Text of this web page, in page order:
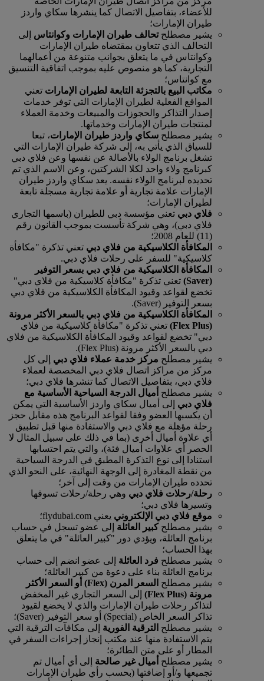
للأعضاء، بتفاصيل الاتصال كما ينشرها سكاي واردز
طيران الإمارات؛
يشير مصطلحتحالف طيران الإمارات وكوانتاس إلى
التحالف الذي تتعاون بمقتضاه طيران الإمارات
وكوانتاس في ما يتعلق بجوانب متنوعة من أعمالهما
التجارية، كما هو منصوص عليه بموجب اتفاقية التنسيق
مع كوانتاس؛
مكاتب البيع بالتجزئة التابعة لطيران الإمارات تعني
المواقع الفعلية لطيران الإمارات التي توفر خدمات
إصدار التذاكر والحجوزات والمبيعات وخدمة العملاء
لمنتجات طيران الإمارات وخدماتها.
يشير مصطلح سكاي واردز طيران الإمارات، تبعا
للسياق الذي يأتي به، إلى شركة طيران الإمارات التي
تشغل برنامج الولاء بالأصالة عن نفسها وعن فلاي دبي
كبرنامج ولاء واحد لكلا الشركتين، وعن الاسم الذي تم
تحديده لبرنامج الولاء نفسه. يعد سكاي واردز طيران
الإمارات علامة تجارية أو علامة تجارية مسجلة تابعة
لطيران الإمارات؛
فلاي دبي تعني مؤسسة دبي للطيران (باسمها التجاري
فلاي دبي)، وهي شركة تأسست بموجب القانون رقم
(11) للعام 2008؛
المكافأة الكلاسيكية من فلاي دبي تعني تذكرة "مكافأة
كلاسيكية" للسفر على رحلات فلاي دبي.
المكافأة الكلاسيكية من فلاي دبي بسعر التوفير
(Saver)
تعني تذكرة "مكافأة كلاسيكية من فلاي دبي"
تخضع لقواعد وقيود المكافأة الكلاسيكية من فلاي دبي
بسعر التوفير (Saver).
المكافأة الكلاسيكية من فلاي دبي بالسعر الأكثر مرونة
(Flex Plus)
تعني تذكرة "مكافأة كلاسيكية من فلاي
دبي" تخضع لقواعد وقيود المكافأة الكلاسيكية من فلاي
دبي بالسعر الأكثر مرونة (Flex Plus).
يشير مصطلح مركز خدمة عملاء فلاي دبي إلى كل
مركز من مراكز اتصال فلاي دبي المخصصة لعملاء
فلاي دبي، بتفاصيل الاتصال كما تنشرها فلاي دبي؛
يشير مصطلح أميال الدرجة السياحية الأساسية مع
فلاي دبي إلى أميال سكاي واردز الأساسية التي يمكن
أن يكسبها العضو وفقا لقواعد البرنامج هذه مقابل حجز
رحلة مؤهلة مع فلاي دبي والاستفادة منها قبل تطبيق
أي علاوة أميال أخرى (بما في ذلك على سبيل المثال لا
الحصر أي علاوات أميال فئة)، والتي يتم احتسابها
استنادا إلى نوع التذكرة المطبق في الدرجة السياحية
من نقطة المغادرة إلى الوجهة النهائية، على النحو الذي
تحدده طيران الإمارات من وقت إلى آخر؛
رحلة/رحلات فلاي دبي وهي رحلة/رحلات تسوقها
وتسيرها فلاي دبي؛
موقع فلاي دبي الإلكتروني يعني flydubai.com؛
يشير مصطلحكبير العائلة إلى عضو تسجل في حساب
برنامج العائلة، ويؤدي دور "كبير العائلة" في ما يتعلق
بهذا الحساب؛
يشير مصطلح فرد العائلة إلى عضو انضم إلى حساب
برنامج العائلة بناء على دعوة من كبير العائلة؛
يشير مصطلح
السعر المرن (Flex) أو السعر الأكثر
مرونة (Flex Plus)
إلى السعر التجاري غير المخفض
لتذاكر رحلات طيران الإمارات والذي لا يخضع لقيود
تذاكر السعر الخاص (Special) أو سعر التوفير (Saver)؛
يشير مصطلح الترقية الفورية إلى مكافآت الترقية التي
يتم الاستفادة منها عند مكتب إنجاز إجراءات السفر في
المطار أو على متن الطائرة؛
يشير مصطلح أميال غير صالحة إلى أي أميال تم
تجميعها و/أو إضافتها (بحسب رأي طيران الإمارات